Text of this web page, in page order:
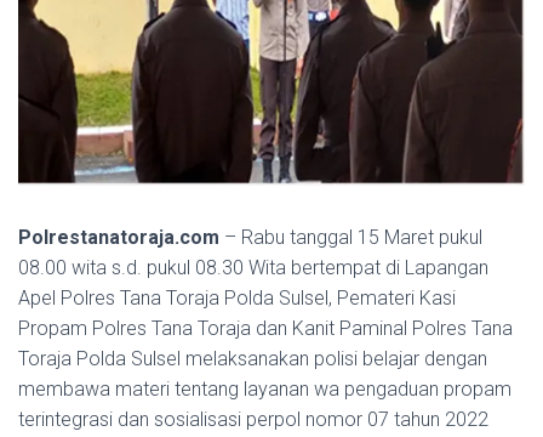
Polrestanatoraja.com – Rabu tanggal 15 Maret pukul
08.00 wita s.d. pukul 08.30 Wita bertempat di Lapangan
Apel Polres Tana Toraja Polda Sulsel, Pemateri Kasi
Propam Polres Tana Toraja dan Kanit Paminal Polres Tana
Toraja Polda Sulsel melaksanakan polisi belajar dengan
membawa materi tentang layanan wa pengaduan propam
terintegrasi dan sosialisasi perpol nomor 07 tahun 2022